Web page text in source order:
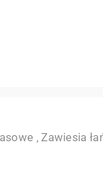
, Zawiesia